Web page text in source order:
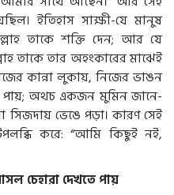
ইতিহাস সাক্ষী-যে মানুষ
তাকে শক্তি দেন; আর যে
তাকে তার অহংকারের মাঝেই
কান্না লুকায়, নিজের ভাঙন
পায়; অথচ একজন মুমিন জানে-
সিজদায় ভেঙে পড়া। কারণ সেই
করে: “আমি কিছুই নই,
চেহারা দেখতে পায়